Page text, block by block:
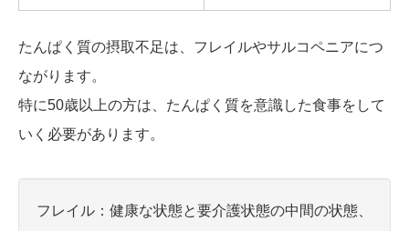
たんぱく質の摂取不足は、フレイルやサルコペニアにつ
ながります。
特に50歳以上の方は、たんぱく質を意識した食事をして
いく必要があります。
フレイル：健康な状態と要介護状態の中間の状態、